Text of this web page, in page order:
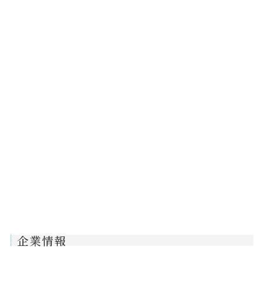
企業情報